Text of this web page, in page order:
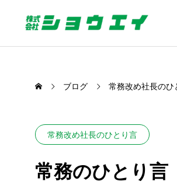
ブログ 常務改め社長のひ
常務改め社長のひとり言
常務のひとり言